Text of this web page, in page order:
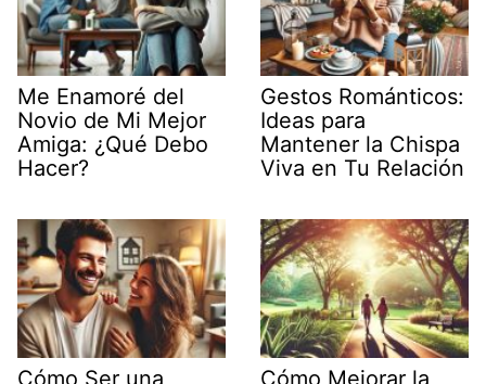
Me Enamoré del
Novio de Mi Mejor
Amiga: ¿Qué Debo
Hacer?
Gestos Románticos:
Ideas para
Mantener la Chispa
Viva en Tu Relación
Cómo Ser una
Cómo Mejorar la